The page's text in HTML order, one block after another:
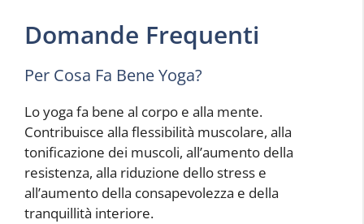
Domande Frequenti
Per Cosa Fa Bene Yoga?
Lo yoga fa bene al corpo e alla mente.
Contribuisce alla flessibilità muscolare, alla
tonificazione dei muscoli, all’aumento della
resistenza, alla riduzione dello stress e
all’aumento della consapevolezza e della
tranquillità interiore.